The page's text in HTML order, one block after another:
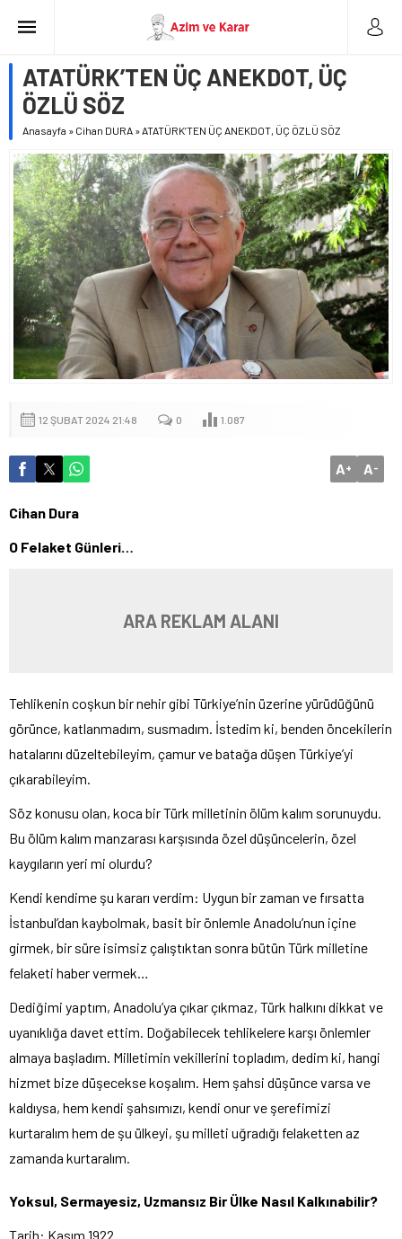
ATATÜRK’TEN ÜÇ ANEKDOT, ÜÇ
ÖZLÜ SÖZ
Anasayfa » Cihan DURA »ATATÜRK’TEN ÜÇ ANEKDOT, ÜÇ ÖZLÜ SÖZ
12 ŞUBAT 2024 21:48 0 1.087
A+ A-
Cihan Dura
O Felaket Günleri…
ARA REKLAM ALANI
Tehlikenin coşkun bir nehir gibi Türkiye’nin üzerine yürüdüğünü
görünce, katlanmadım, susmadım. İstedim ki, benden öncekilerin
hatalarını düzeltebileyim, çamur ve batağa düşen Türkiye’yi
çıkarabileyim.
Söz konusu olan, koca bir Türk milletinin ölüm kalım sorunuydu.
Bu ölüm kalım manzarası karşısında özel düşüncelerin, özel
kaygıların yeri mi olurdu?
Kendi kendime şu kararı verdim: Uygun bir zaman ve fırsatta
İstanbul’dan kaybolmak, basit bir önlemle Anadolu’nun içine
girmek, bir süre isimsiz çalıştıktan sonra bütün Türk milletine
felaketi haber vermek…
Dediğimi yaptım, Anadolu’ya çıkar çıkmaz, Türk halkını dikkat ve
uyanıklığa davet ettim. Doğabilecek tehlikelere karşı önlemler
almaya başladım. Milletimin vekillerini topladım, dedim ki, hangi
hizmet bize düşecekse koşalım. Hem şahsi düşünce varsa ve
kaldıysa, hem kendi şahsımızı, kendi onur ve şerefimizi
kurtaralım hem de şu ülkeyi, şu milleti uğradığı felaketten az
zamanda kurtaralım.
Yoksul, Sermayesiz, Uzmansız Bir Ülke Nasıl Kalkınabilir?
Tarih: Kasım 1922…